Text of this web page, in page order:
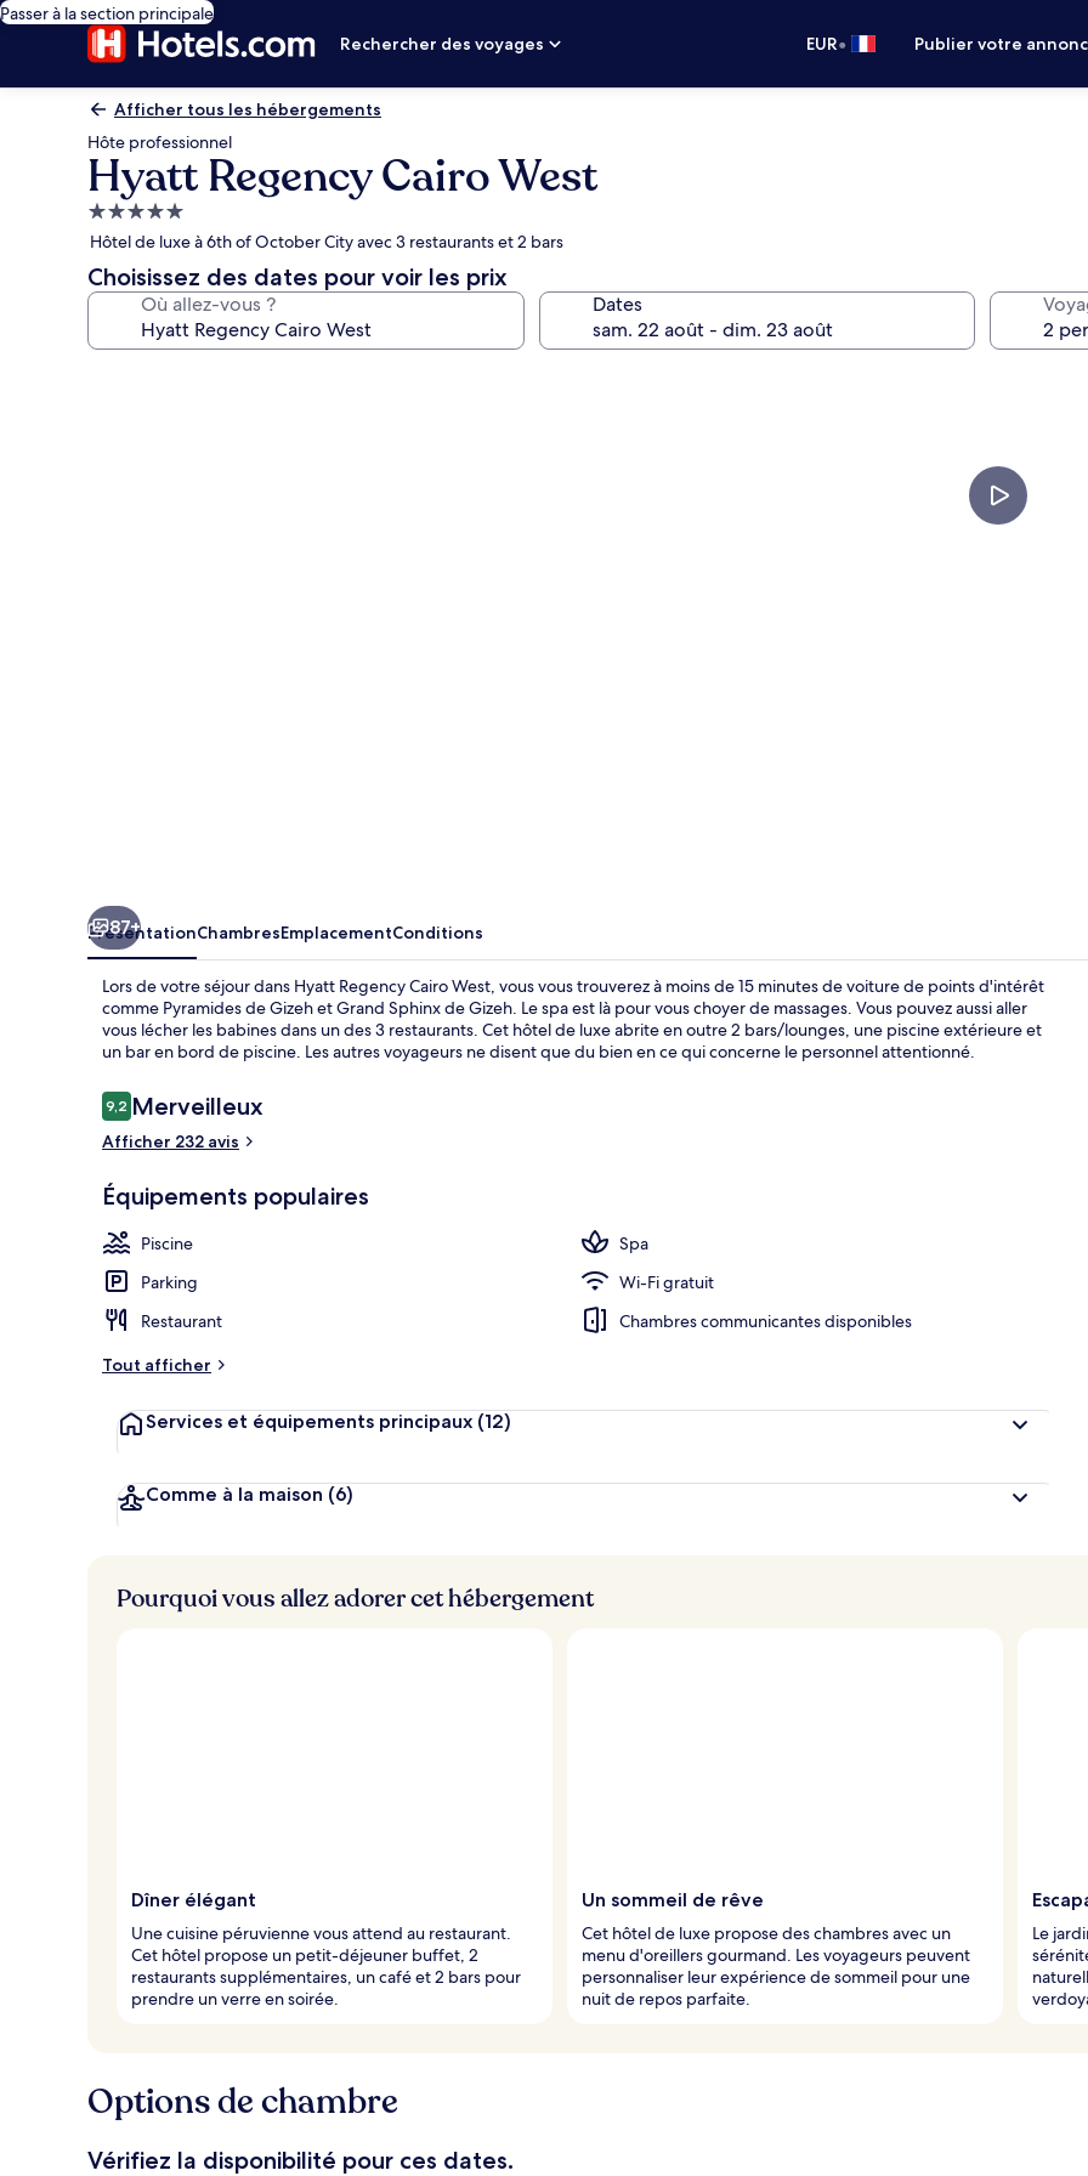
Passer à la section principale
Rechercher des voyages
EUR• Publier votre
Afficher tous les hébergements
Hôte professionnel
Hyatt Regency Cairo West
Hébergement
5.0 étoiles
Hôtel de luxe à 6th of October City avec 3 restaurants et 2 bars
Choisissez des dates pour voir les prix
Où allez-vous ? Dates
87+
PrésentationChambresEmplacementConditions
Lors de votre séjour dans Hyatt Regency Cairo West, vous vous trouverez à moins de 15 minutes de voiture de points d'intérêt
comme Pyramides de Gizeh et Grand Sphinx de Gizeh. Le spa est là pour vous choyer de massages. Vous pouvez aussi aller
vous lécher les babines dans un des 3 restaurants. Cet hôtel de luxe abrite en outre 2 bars/lounges, une piscine extérieure et
un bar en bord de piscine. Les autres voyageurs ne disent que du bien en ce qui concerne le personnel attentionné.
Avis
voyageurs
9,29,2 sur 10
Merveilleux
Afficher 232 avis
Équipements populaires
Piscine
Spa
Parking
Wi-Fi gratuit
Restaurant
Chambres communicantes disponibles
Tout afficher
Services et équipements principaux (12)
Comme à la maison (6)
Pourquoi vous allez adorer cet hébergement
Dîner élégant
Une cuisine péruvienne vous attend au restaurant.
Cet hôtel propose un petit-déjeuner buffet, 2
restaurants supplémentaires, un café et 2 bars pour
prendre un verre en soirée.
Un sommeil de rêve
Cet hôtel de luxe propose des chambres avec un
menu d'oreillers gourmand. Les voyageurs peuvent
personnaliser leur expérience de sommeil pour une
nuit de repos parfaite.
Le
Options de chambre
Vérifiez la disponibilité pour ces dates.